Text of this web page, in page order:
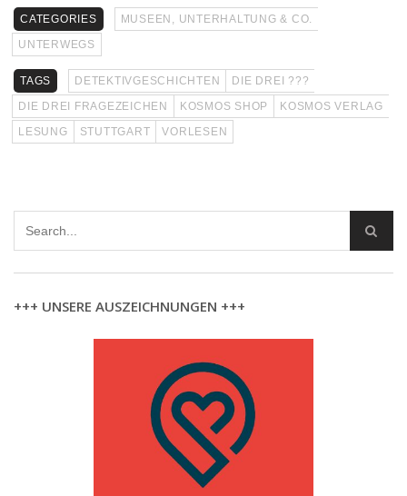
CATEGORIES
MUSEEN, UNTERHALTUNG & CO.
UNTERWEGS
TAGS DETEKTIVGESCHICHTEN
DIE DREI ???
DIE DREI FRAGEZEICHEN
KOSMOS SHOP
KOSMOS VERLAG
LESUNG
STUTTGART VORLESEN
+++ UNSERE AUSZEICHNUNGEN +++